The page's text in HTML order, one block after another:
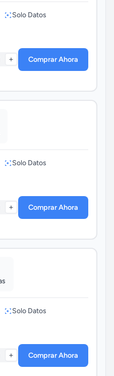
Solo Datos
+ Comprar Ahora
Solo Datos
+ Comprar Ahora
Solo Datos
+ Comprar Ahora